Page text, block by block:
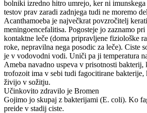
bolniki izredno hitro umrejo, ker ni
testov prav zaradi zadnjega tudi ne moremo
Acanthamoeba je največkrat povzročitelj
meningoencefalitisa. Pogosteje jo zaznamo
kontaktne leče (doma pripravljene fiziološke
roke, nepravilna nega posodic za leče). Ciste
je v vodovodni vodi. Uniči pa ji temperatura
Ameba navadno uspeva v prisotnosti bakterij,
trofozoit ima v sebi tudi fagocitirane
živijo v sožitju.
Učinkovito zdravilo je Bromen
Gojimo jo skupaj z bakterijami (E. coli). Ko
preide v stadij ciste.